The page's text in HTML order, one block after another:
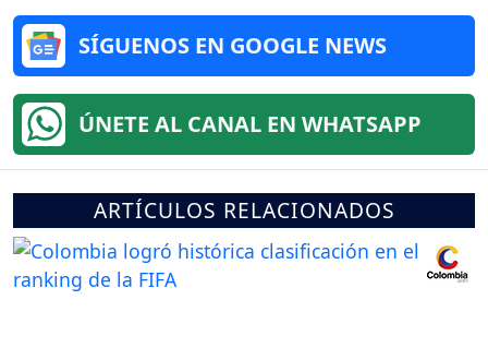
SÍGUENOS EN GOOGLE NEWS
ÚNETE AL CANAL EN WHATSAPP
ARTÍCULOS RELACIONADOS